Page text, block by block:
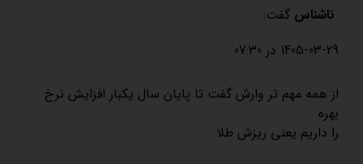
ناشناس گفت:
1405-03-29 در 07:30
از همه مهم تر وارش گفت تا پایان سال یکبار افزایش نرخ
بهره
را داریم یعنی ریزش طلا